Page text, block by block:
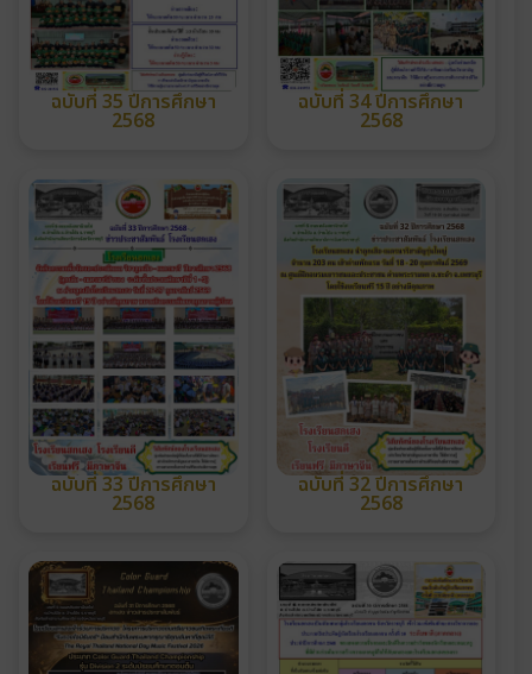
ฉบับที่ 35 ปีการศึกษา
2568
ฉบับที่ 34 ปีการศึกษา
2568
ฉบับที่ 33 ปีการศึกษา
2568
ฉบับที่ 32 ปีการศึกษา
2568